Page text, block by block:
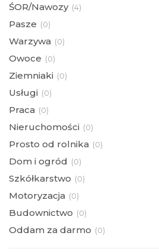
ŚOR/Nawozy (4)
Pasze (0)
Warzywa (0)
Owoce (0)
Ziemniaki (0)
Usługi (0)
Praca (0)
Nieruchomości (0)
Prosto od rolnika (0)
Dom i ogród (0)
Szkółkarstwo (0)
Motoryzacja (0)
Budownictwo (0)
Oddam za darmo (0)